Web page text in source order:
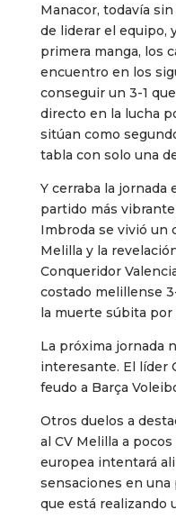
Manacor, todavía
de liderar el equipo,
primera manga, los
encuentro en los
conseguir un 3-1
directo en la lucha
sitúan como
tabla con solo una
Y cerraba la
partido más
Imbroda se vivió un
Melilla y la
Conqueridor
costado melillense
la muerte súbita por
La próxima jornada
interesante. El líder
feudo a Barça
Otros duelos a
al CV Melilla a
europea intentará
sensaciones en
que está realizando